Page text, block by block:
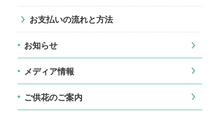
お支払いの流れと方法
お知らせ
メディア情報
ご供花のご案内